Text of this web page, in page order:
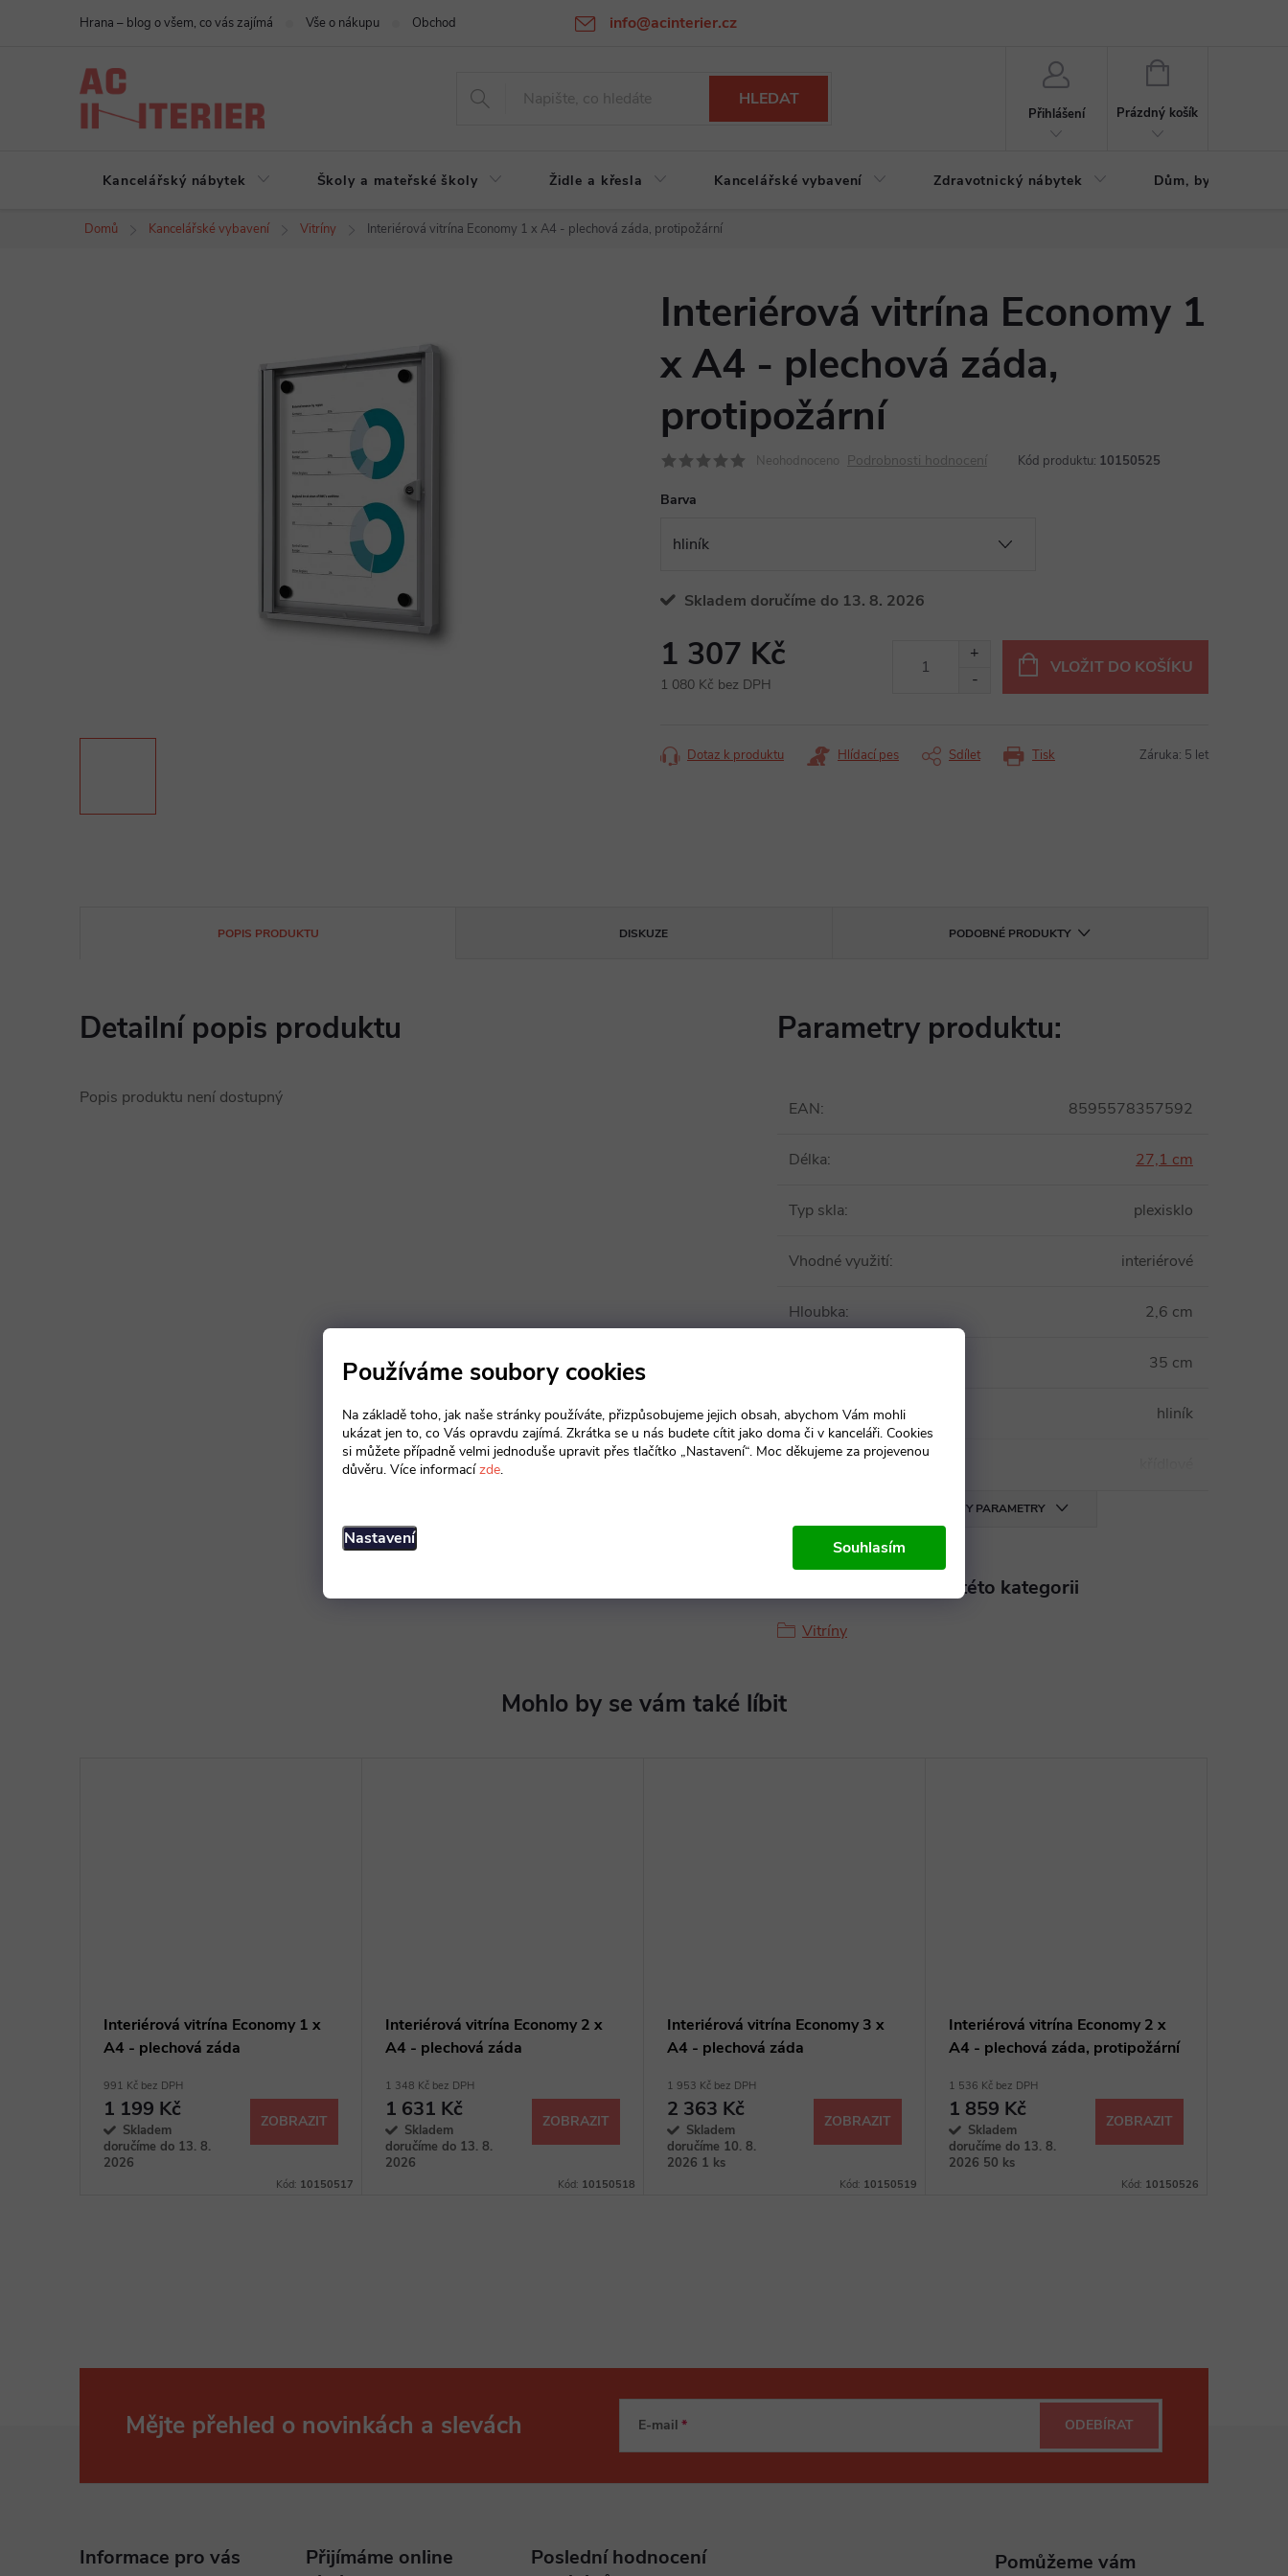
Používáme soubory cookies
Na základě toho, jak naše stránky používáte, přizpůsobujeme jejich obsah, abychom Vám mohli
ukázat jen to, co Vás opravdu zajímá. Zkrátka se u nás budete cítit jako doma či v kanceláři. Cookies
si můžete případně velmi jednoduše upravit přes tlačítko „Nastavení“. Moc děkujeme za projevenou
důvěru. Více informacízde.
Nastavení Souhlasím
info@acinterier.cz
Hrana – blog o všem, co vás zajímá Vše o nákupu Obchodní podmínky Ochrana osobních údajů Atypická výroba na zakázku
HLEDAT
Přihlášení
NÁKUPNÍ
Prázdný košík
Kancelářský nábytek Školy a mateřské školy Židle a křesla Kancelářské vybavení Zdravotnický nábytek Dům, byt, zahrada
Domů Kancelářské vybavení Vitríny Interiérová vitrína Economy 1 x A4 - plechová záda, protipožární
Interiérová vitrína Economy 1
x A4 - plechová záda,
protipožární
Neohodnoceno Podrobnosti hodnocení Kód produktu: 10150525
Barva
Skladem doručíme do 13. 8. 2026
1 307 Kč
1 080 Kč bez DPH
VLOŽIT DO KOŠÍKU
Tisk
Dotaz k produktu Hlídací pes Sdílet Záruka: 5 let
POPIS PRODUKTU DISKUZE PODOBNÉ PRODUKTY
Detailní popis produktu
Popis produktu není dostupný
Parametry produktu:
EAN: 8595578357592
Délka: 27,1 cm
Typ skla: plexisklo
Vhodné využití: interiérové
Hloubka: 2,6 cm
35 cm
Materiál rámu: hliník
Typ dveří
VŠECHNY PARAMETRY
Produkt naleznete v této kategorii
Vitríny
Interiérová vitrína Economy 1 x
A4 - plechová záda
991 Kč bez DPH
1 199 Kč
Skladem
doručíme do 13. 8.
2026
ZOBRAZIT
Kód: 10150517
Interiérová vitrína Economy 2 x
A4 - plechová záda
1 348 Kč bez DPH
1 631 Kč
Skladem
doručíme do 13. 8.
2026
ZOBRAZIT
Kód: 10150518
Interiérová vitrína Economy 3 x
A4 - plechová záda
1 953 Kč bez DPH
2 363 Kč
Skladem
doručíme 10. 8.
2026 1 ks
ZOBRAZIT
Kód: 10150519
Interiérová vitrína Economy 2 x
A4 - plechová záda, protipožární
1 536 Kč bez DPH
1 859 Kč
Skladem
doručíme do 13. 8.
2026 50 ks
ZOBRAZIT
Kód: 10150526
Mějte přehled o novinkách a slevách E-mail ODEBÍRAT
Informace pro vás
Přijímáme online
Poslední hodnocení